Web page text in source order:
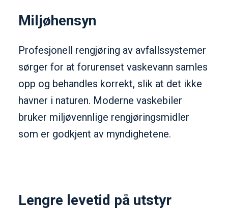
Miljøhensyn
Profesjonell rengjøring av avfallssystemer
sørger for at forurenset vaskevann samles
opp og behandles korrekt, slik at det ikke
havner i naturen. Moderne vaskebiler
bruker miljøvennlige rengjøringsmidler
som er godkjent av myndighetene.
Lengre levetid på utstyr